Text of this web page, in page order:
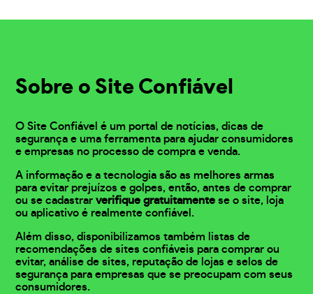
Sobre o Site Confiável
O Site Confiável é um portal de notícias, dicas de
segurança e uma ferramenta para ajudar consumidores
e empresas no processo de compra e venda.
A informação e a tecnologia são as melhores armas
para evitar prejuízos e golpes, então, antes de comprar
ou se cadastrarverifique gratuitamente se o site, loja
ou aplicativo é realmente confiável.
Além disso, disponibilizamos também listas de
recomendações de sites confiáveis para comprar ou
evitar, análise de sites, reputação de lojas e selos de
segurança para empresas que se preocupam com seus
consumidores.